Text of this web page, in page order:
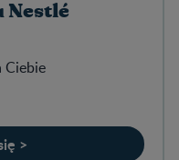
Nestlé
Ciebie
>